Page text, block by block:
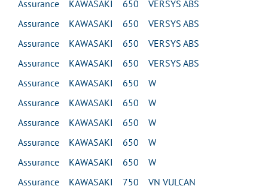
Assurance KAWASAKI 650 VERSYS ABS
Assurance KAWASAKI 650 VERSYS ABS
Assurance KAWASAKI 650 VERSYS ABS
Assurance KAWASAKI 650 VERSYS ABS
Assurance KAWASAKI 650 W
Assurance KAWASAKI 650 W
Assurance KAWASAKI 650 W
Assurance KAWASAKI 650 W
Assurance KAWASAKI 650 W
Assurance KAWASAKI 750 VN VULCAN